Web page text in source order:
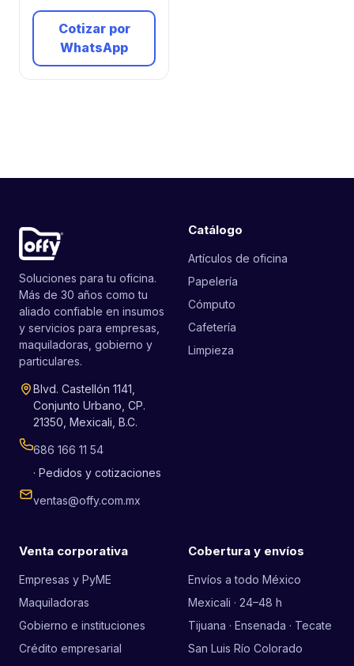
Cotizar por
WhatsApp
Soluciones para tu oficina.
Más de 30 años como tu
aliado confiable en insumos
y servicios para empresas,
maquiladoras, gobierno y
particulares.
Blvd. Castellón 1141,
Conjunto Urbano, CP.
21350, Mexicali, B.C.
686 166 11 54
· Pedidos y cotizaciones
ventas@offy.com.mx
Catálogo
Artículos de oficina
Papelería
Cómputo
Cafetería
Limpieza
Venta corporativa
Empresas y PyME
Maquiladoras
Gobierno e instituciones
Crédito empresarial
Cobertura y envíos
Envíos a todo México
Mexicali · 24–48 h
Tijuana · Ensenada · Tecate
San Luis Río Colorado